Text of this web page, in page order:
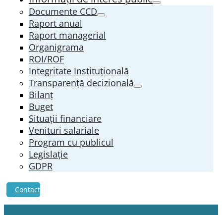
Documente CCD
Raport anual
Raport managerial
Organigrama
ROI/ROF
Integritate Instituțională
Transparenţă decizională
Bilanț
Buget
Situații financiare
Venituri salariale
Program cu publicul
Legislație
GDPR
Contact